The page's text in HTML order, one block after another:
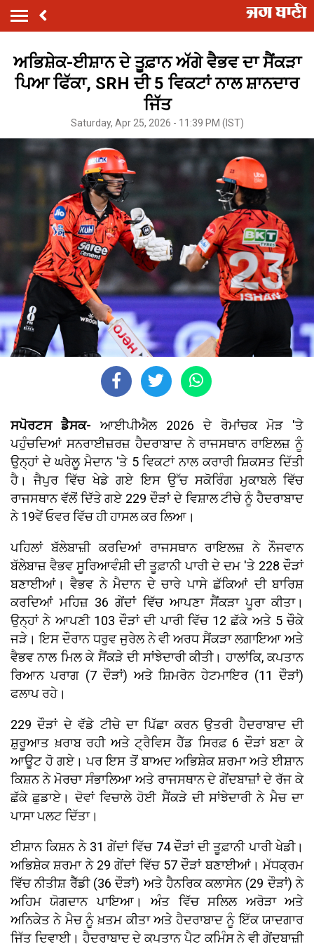
ਅਭਿਸ਼ੇਕ-ਈਸ਼ਾਨ ਦੇ ਤੂਫ਼ਾਨ ਅੱਗੇ ਵੈਭਵ ਦਾ ਸੈਂਕੜਾ
ਪਿਆ ਫਿੱਕਾ, SRH ਦੀ 5 ਵਿਕਟਾਂ ਨਾਲ ਸ਼ਾਨਦਾਰ
ਜਿੱਤ
Saturday, Apr 25, 2026 - 11:39 PM (IST)
ਸਪੋਰਟਸ ਡੈਸਕ- ਆਈਪੀਐਲ 2026 ਦੇ ਰੋਮਾਂਚਕ ਮੋੜ 'ਤੇ
ਪਹੁੰਚਦਿਆਂ ਸਨਰਾਈਜ਼ਰਜ਼ ਹੈਦਰਾਬਾਦ ਨੇ ਰਾਜਸਥਾਨ ਰਾਇਲਜ਼ ਨੂੰ
ਉਨ੍ਹਾਂ ਦੇ ਘਰੇਲੂ ਮੈਦਾਨ 'ਤੇ 5 ਵਿਕਟਾਂ ਨਾਲ ਕਰਾਰੀ ਸ਼ਿਕਸਤ ਦਿੱਤੀ
ਹੈ। ਜੈਪੁਰ ਵਿੱਚ ਖੇਡੇ ਗਏ ਇਸ ਉੱਚ ਸਕੋਰਿੰਗ ਮੁਕਾਬਲੇ ਵਿੱਚ
ਰਾਜਸਥਾਨ ਵੱਲੋਂ ਦਿੱਤੇ ਗਏ 229 ਦੌੜਾਂ ਦੇ ਵਿਸ਼ਾਲ ਟੀਚੇ ਨੂੰ ਹੈਦਰਾਬਾਦ
ਨੇ 19ਵੇਂ ਓਵਰ ਵਿੱਚ ਹੀ ਹਾਸਲ ਕਰ ਲਿਆ।
ਪਹਿਲਾਂ ਬੱਲੇਬਾਜ਼ੀ ਕਰਦਿਆਂ ਰਾਜਸਥਾਨ ਰਾਇਲਜ਼ ਨੇ ਨੌਜਵਾਨ
ਬੱਲੇਬਾਜ਼ ਵੈਭਵ ਸੂਰਿਆਵੰਸ਼ੀ ਦੀ ਤੂਫ਼ਾਨੀ ਪਾਰੀ ਦੇ ਦਮ 'ਤੇ 228 ਦੌੜਾਂ
ਬਣਾਈਆਂ। ਵੈਭਵ ਨੇ ਮੈਦਾਨ ਦੇ ਚਾਰੇ ਪਾਸੇ ਛੱਕਿਆਂ ਦੀ ਬਾਰਿਸ਼
ਕਰਦਿਆਂ ਮਹਿਜ਼ 36 ਗੇਂਦਾਂ ਵਿੱਚ ਆਪਣਾ ਸੈਂਕੜਾ ਪੂਰਾ ਕੀਤਾ।
ਉਨ੍ਹਾਂ ਨੇ ਆਪਣੀ 103 ਦੌੜਾਂ ਦੀ ਪਾਰੀ ਵਿੱਚ 12 ਛੱਕੇ ਅਤੇ 5 ਚੌਕੇ
ਜੜੇ। ਇਸ ਦੌਰਾਨ ਧਰੁਵ ਜੁਰੇਲ ਨੇ ਵੀ ਅਰਧ ਸੈਂਕੜਾ ਲਗਾਇਆ ਅਤੇ
ਵੈਭਵ ਨਾਲ ਮਿਲ ਕੇ ਸੈਂਕੜੇ ਦੀ ਸਾਂਝੇਦਾਰੀ ਕੀਤੀ। ਹਾਲਾਂਕਿ, ਕਪਤਾਨ
ਰਿਆਨ ਪਰਾਗ (7 ਦੌੜਾਂ) ਅਤੇ ਸ਼ਿਮਰੋਨ ਹੇਟਮਾਇਰ (11 ਦੌੜਾਂ)
ਫਲਾਪ ਰਹੇ।
229 ਦੌੜਾਂ ਦੇ ਵੱਡੇ ਟੀਚੇ ਦਾ ਪਿੱਛਾ ਕਰਨ ਉਤਰੀ ਹੈਦਰਾਬਾਦ ਦੀ
ਸ਼ੁਰੂਆਤ ਖ਼ਰਾਬ ਰਹੀ ਅਤੇ ਟ੍ਰੈਵਿਸ ਹੈੱਡ ਸਿਰਫ਼ 6 ਦੌੜਾਂ ਬਣਾ ਕੇ
ਆਊਟ ਹੋ ਗਏ। ਪਰ ਇਸ ਤੋਂ ਬਾਅਦ ਅਭਿਸ਼ੇਕ ਸ਼ਰਮਾ ਅਤੇ ਈਸ਼ਾਨ
ਕਿਸ਼ਨ ਨੇ ਮੋਰਚਾ ਸੰਭਾਲਿਆ ਅਤੇ ਰਾਜਸਥਾਨ ਦੇ ਗੇਂਦਬਾਜ਼ਾਂ ਦੇ ਰੱਜ ਕੇ
ਛੱਕੇ ਛੁਡਾਏ। ਦੋਵਾਂ ਵਿਚਾਲੇ ਹੋਈ ਸੈਂਕੜੇ ਦੀ ਸਾਂਝੇਦਾਰੀ ਨੇ ਮੈਚ ਦਾ
ਪਾਸਾ ਪਲਟ ਦਿੱਤਾ।
ਈਸ਼ਾਨ ਕਿਸ਼ਨ ਨੇ 31 ਗੇਂਦਾਂ ਵਿੱਚ 74 ਦੌੜਾਂ ਦੀ ਤੂਫ਼ਾਨੀ ਪਾਰੀ ਖੇਡੀ।
ਅਭਿਸ਼ੇਕ ਸ਼ਰਮਾ ਨੇ 29 ਗੇਂਦਾਂ ਵਿੱਚ 57 ਦੌੜਾਂ ਬਣਾਈਆਂ। ਮੱਧਕ੍ਰਮ
ਵਿੱਚ ਨੀਤੀਸ਼ ਰੈੱਡੀ (36 ਦੌੜਾਂ) ਅਤੇ ਹੈਨਰਿਕ ਕਲਾਸੇਨ (29 ਦੌੜਾਂ) ਨੇ
ਅਹਿਮ ਯੋਗਦਾਨ ਪਾਇਆ। ਅੰਤ ਵਿੱਚ ਸਲਿਲ ਅਰੋੜਾ ਅਤੇ
ਅਨਿਕੇਤ ਨੇ ਮੈਚ ਨੂੰ ਖ਼ਤਮ ਕੀਤਾ ਅਤੇ ਹੈਦਰਾਬਾਦ ਨੂੰ ਇੱਕ ਯਾਦਗਾਰ
ਜਿੱਤ ਦਿਵਾਈ। ਹੈਦਰਾਬਾਦ ਦੇ ਕਪਤਾਨ ਪੈਟ ਕਮਿੰਸ ਨੇ ਵੀ ਗੇਂਦਬਾਜ਼ੀ